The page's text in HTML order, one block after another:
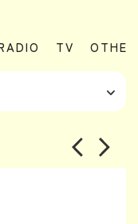
TV OTHER